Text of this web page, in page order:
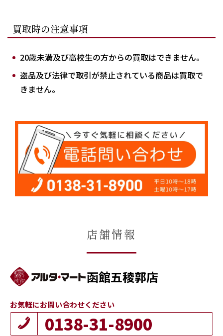
買取時の注意事項
20歳未満及び高校生の方からの買取はできません。
盗品及び法律で取引が禁止されている商品は買取で
きません。
店舗情報
函館五稜郭店
お気軽にお問い合わせください
0138-31-8900